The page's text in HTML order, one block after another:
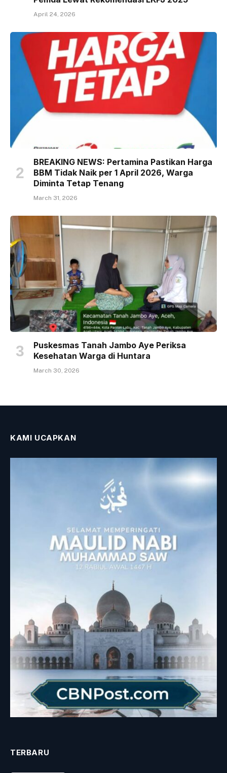
April 24, 2026
BREAKING NEWS: Pertamina Pastikan Harga
BBM Tidak Naik per 1 April 2026, Warga
Diminta Tetap Tenang
March 31, 2026
Puskesmas Tanah Jambo Aye Periksa
Kesehatan Warga di Huntara
March 30, 2026
KAMI UCAPKAN
TERBARU